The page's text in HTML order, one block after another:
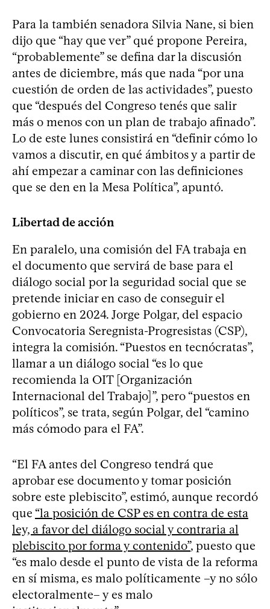
Para la también senadora Silvia Nane, si bien
dijo que “hay que ver” qué propone Pereira,
“probablemente” se defina dar la discusión
antes de diciembre, más que nada “por una
cuestión de orden de las actividades”, puesto
que “después del Congreso tenés que salir
más o menos con un plan de trabajo afinado”.
Lo de este lunes consistirá en “definir cómo lo
vamos a discutir, en qué ámbitos y a partir de
ahí empezar a caminar con las definiciones
que se den en la Mesa Política”, apuntó.
Libertad de acción
En paralelo, una comisión del FA trabaja en
el documento que servirá de base para el
diálogo social por la seguridad social que se
pretende iniciar en caso de conseguir el
gobierno en 2024. Jorge Polgar, del espacio
Convocatoria Seregnista-Progresistas (CSP),
integra la comisión. “Puestos en tecnócratas”,
llamar a un diálogo social “es lo que
recomienda la OIT [Organización
Internacional del Trabajo]”, pero “puestos en
políticos”, se trata, según Polgar, del “camino
más cómodo para el FA”.
“El FA antes del Congreso tendrá que
aprobar ese documento y tomar posición
sobre este plebiscito”, estimó, aunque recordó
que “la posición de CSP es en contra de esta
ley, a favor del diálogo social y contraria al
plebiscito por forma y contenido”, puesto que
“es malo desde el punto de vista de la reforma
en sí misma, es malo políticamente –y no sólo
electoralmente– y es malo